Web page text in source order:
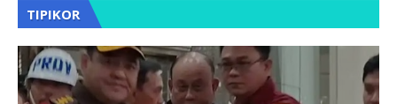
TIPIKOR